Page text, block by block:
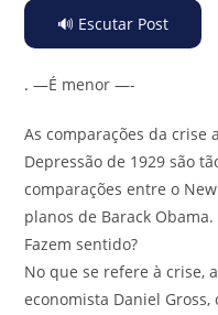
🔊 Escutar Post
. —É menor —-
As comparações da crise
Depressão de 1929 são
comparações entre o
planos de Barack Obama.
Fazem sentido?
No que se refere à crise,
economista Daniel